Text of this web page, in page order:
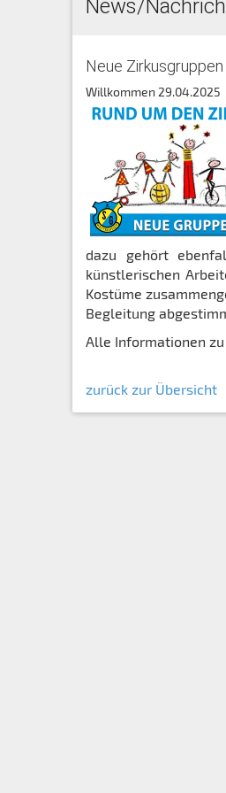
News/
Neue
Willkommen 29.04.2025
dazu gehört
künstlerischen
Kostüme
Begleitung
Alle Informationen
zurück zur Übersicht